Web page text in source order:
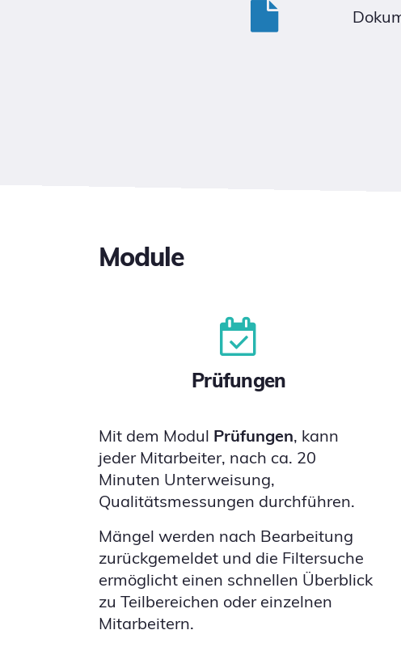
Module
Prüfungen
Mit dem Modul Prüfungen, kann
jeder Mitarbeiter, nach ca. 20
Minuten Unterweisung,
Qualitätsmessungen durchführen.
Mängel werden nach Bearbeitung
zurückgemeldet und die Filtersuche
ermöglicht einen schnellen Überblick
zu Teilbereichen oder einzelnen
Mitarbeitern.